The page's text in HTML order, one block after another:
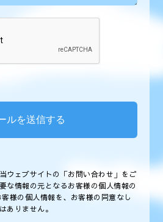
ウェブサイトの「お問い合わせ」をご
な情報の元となるお客様の個人情報の
様の個人情報を、お客様の同意なし
ありません。